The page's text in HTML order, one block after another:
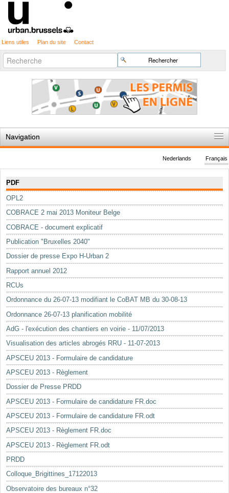
Liens utiles Plan du site Contact
Chercher par
Recherche
avancée…
Navigation
Règles du jeu
Permis d'urbanisme
Cartographie
Etudes et publications
Mots-clés
Renseignements urbanistiques
Français
Nederlands
PDF
OPL2
COBRACE 2 mai 2013 Moniteur Belge
COBRACE - document explicatif
Publication "Bruxelles 2040"
Dossier de presse Expo H-Urban 2
Rapport annuel 2012
RCUs
Ordonnance du 26-07-13 modifiant le CoBAT MB du 30-08-13
Ordonnance 26-07-13 planification mobilité
AdG - l'exécution des chantiers en voirie - 11/07/2013
Visualisation des articles abrogés RRU - 11-07-2013
APSCEU 2013 - Formulaire de candidature
APSCEU 2013 - Règlement
Dossier de Presse PRDD
APSCEU 2013 - Formulaire de candidature FR.doc
APSCEU 2013 - Formulaire de candidature FR.odt
APSCEU 2013 - Règlement FR.doc
APSCEU 2013 - Règlement FR.odt
PRDD
Colloque_Brigittines_17122013
Observatoire des bureaux n°32